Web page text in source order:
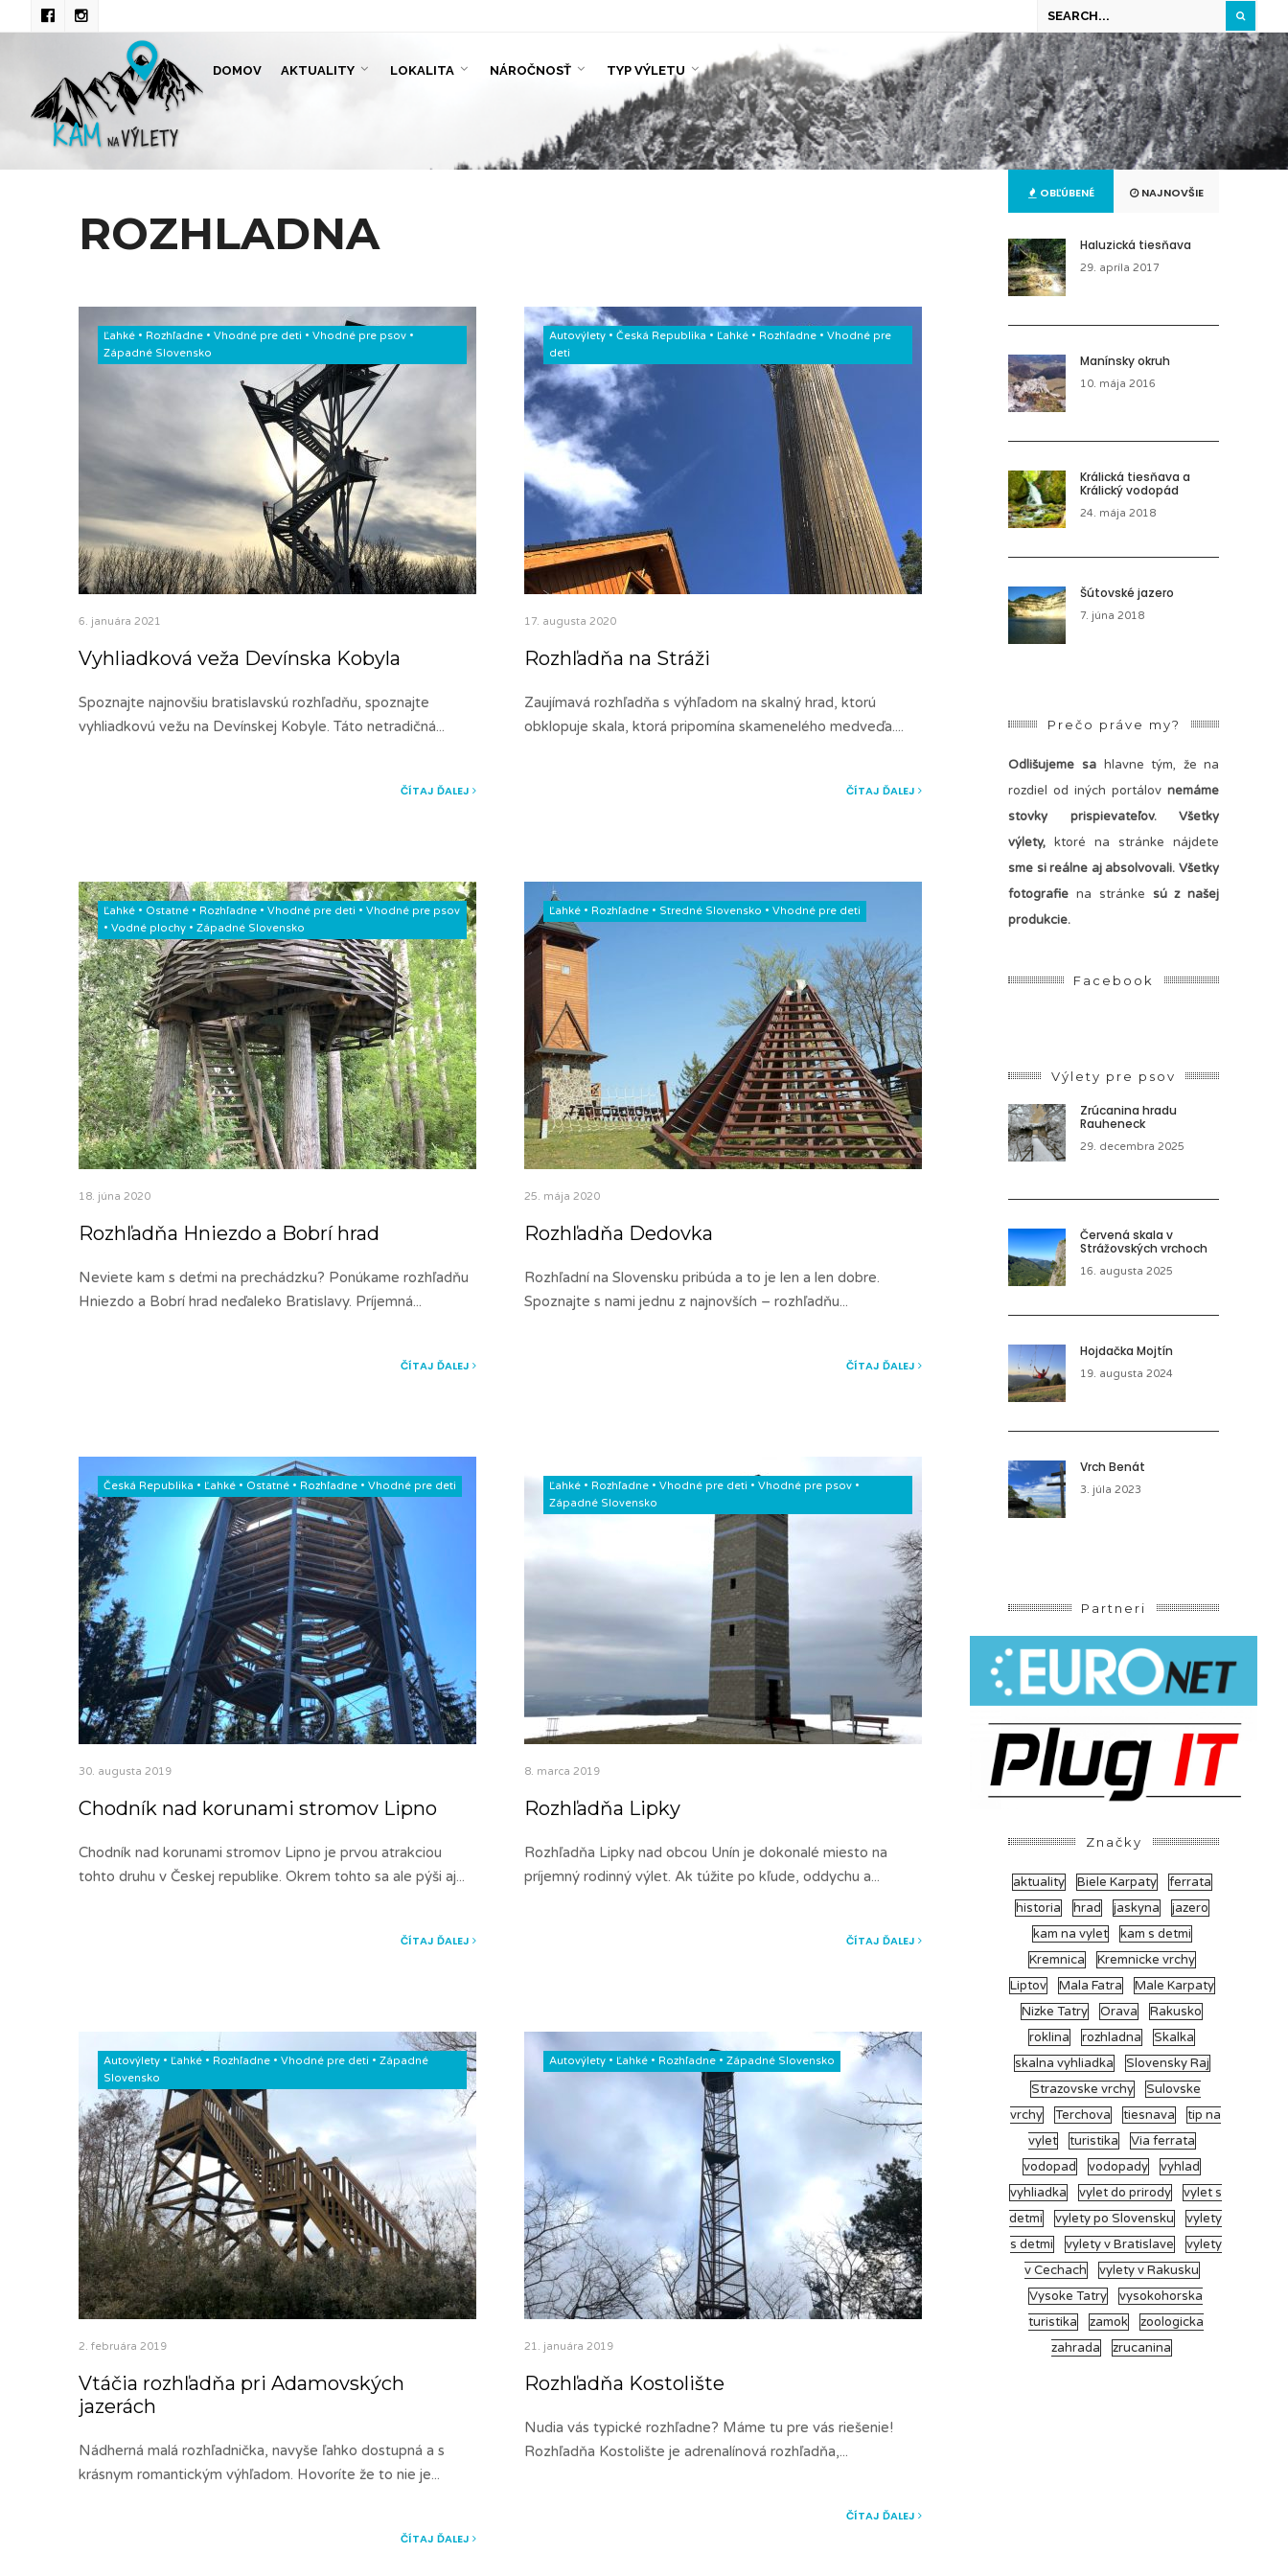
DOMOV AKTUALITY LOKALITA NÁROČNOSŤ TYP VÝLETU
ROZHLADNA
Ľahké • Rozhľadne • Vhodné pre deti • Vhodné pre psov •
Západné Slovensko
6. januára 2021
Vyhliadková veža Devínska Kobyla
Spoznajte najnovšiu bratislavskú rozhľadňu, spoznajte
vyhliadkovú vežu na Devínskej Kobyle. Táto netradičná...
ČÍTAJ ĎALEJ
Autovýlety •Česká Republika • Ľahké • Rozhľadne •Vhodné pre
deti
17. augusta 2020
Rozhľadňa na Stráži
Zaujímavá rozhľadňa s výhľadom na skalný hrad, ktorú
obklopuje skala, ktorá pripomína skamenelého medveďa....
ČÍTAJ ĎALEJ
Ľahké • Ostatné • Rozhľadne • Vhodné pre deti • Vhodné pre psov
• Vodné plochy • Západné Slovensko
18. júna 2020
Rozhľadňa Hniezdo a Bobrí hrad
Neviete kam s deťmi na prechádzku? Ponúkame rozhľadňu
Hniezdo a Bobrí hrad neďaleko Bratislavy. Príjemná...
ČÍTAJ ĎALEJ
Ľahké • Rozhľadne • Stredné Slovensko •Vhodné pre deti
25. mája 2020
Rozhľadňa Dedovka
Rozhľadní na Slovensku pribúda a to je len a len dobre.
Spoznajte s nami jednu z najnovších – rozhľadňu...
ČÍTAJ ĎALEJ
Česká Republika • Ľahké • Ostatné • Rozhľadne • Vhodné pre deti
30. augusta 2019
Chodník nad korunami stromov Lipno
Chodník nad korunami stromov Lipno je prvou atrakciou
tohto druhu v Českej republike. Okrem tohto sa ale pýši aj...
ČÍTAJ ĎALEJ
Ľahké • Rozhľadne •Vhodné pre deti •Vhodné pre psov •
Západné Slovensko
8. marca 2019
Rozhľadňa Lipky
Rozhľadňa Lipky nad obcou Unín je dokonalé miesto na
príjemný rodinný výlet. Ak túžite po kľude, oddychu a...
ČÍTAJ ĎALEJ
Autovýlety • Ľahké • Rozhľadne • Vhodné pre deti • Západné
Slovensko
2. februára 2019
Vtáčia rozhľadňa pri Adamovských
jazerách
Nádherná malá rozhľadnička, navyše ľahko dostupná a s
krásnym romantickým výhľadom. Hovoríte že to nie je...
ČÍTAJ ĎALEJ
Autovýlety • Ľahké • Rozhľadne •Západné Slovensko
21. januára 2019
Rozhľadňa Kostolište
Nudia vás typické rozhľadne? Máme tu pre vás riešenie!
Rozhľadňa Kostolište je adrenalínová rozhľadňa,...
ČÍTAJ ĎALEJ
OBĽÚBENÉ NAJNOVŠIE
Haluzická tiesňava
29. apríla 2017
Manínsky okruh
10. mája 2016
Králická tiesňava a
Králický vodopád
24. mája 2018
Šútovské jazero
7. júna 2018
Prečo práve my?
Odlišujeme sa hlavne tým, že na
rozdiel od iných portálov nemáme
stovky prispievateľov. Všetky
výlety, ktoré na stránke nájdete
sme si reálne aj absolvovali. Všetky
fotografiena stránke sú z našej
produkcie.
Facebook
Výlety pre psov
Zrúcanina hradu
Rauheneck
29. decembra 2025
Červená skala v
Strážovských vrchoch
16. augusta 2025
Hojdačka Mojtín
19. augusta 2024
Vrch Benát
3. júla 2023
Partneri
Značky
aktuality Biele Karpaty
ferrata
historia
hrad jaskyna
jazero
kam na vylet
kam s detmi
Kremnica
Kremnicke vrchy
Liptov
Mala Fatra
Male Karpaty
Nizke Tatry
Orava
Rakusko
roklina
rozhladna
Skalka
skalna vyhliadka
Slovensky Raj
Strazovske vrchy
Sulovske
vrchy
Terchova tiesnava
tip na
vylet
turistika
Via ferrata
vodopad
vodopady
vyhlad
vyhliadka
vylet do prirody
vylet s
detmi
vylety po Slovensku
vylety
s detmi
vylety v Bratislave
vylety
v Cechach
vylety v Rakusku
Vysoke Tatry
vysokohorska
turistika
zamok
zoologicka
zahrada
zrucanina